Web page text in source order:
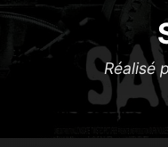
Réalisé